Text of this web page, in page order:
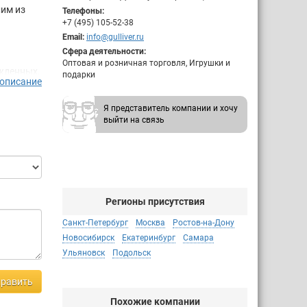
Телефоны:
+7 (495) 105-52-38
Email: info@gulliver.ru
Сфера деятельности:
Оптовая и розничная торговля, Игрушки и
подарки
Я представитель компании и хочу
выйти на связь
Регионы присутствия
Санкт-Петербург Москва
Ростов-на-Дону
Новосибирск
Екатеринбург
Самара
Ульяновск
Подольск
Похожие компании
из